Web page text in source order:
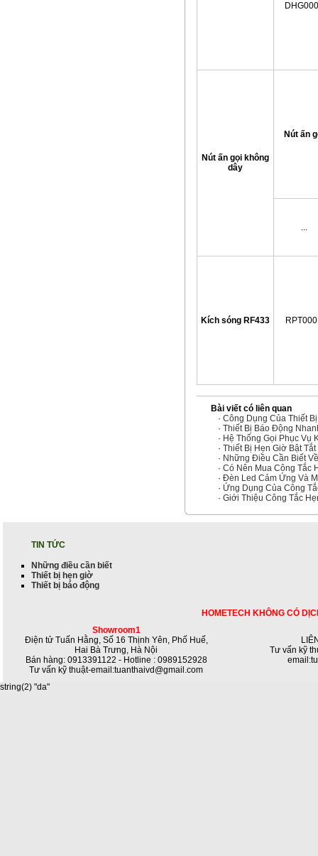
Nút ấn gọi không
dây
Nút ấn
...
Kích sóng RF433
Bài viết có liên quan
· Công Dụng Của Thiết
· Thiết Bị Báo Động
· Hệ Thống Gọi Phục Vụ
· Thiết Bị Hẹn Giờ Bật Tắt
· Những Điều Cần Biết
· Có Nên Mua Công Tắc
· Đèn Led Cảm Ứng Và
· Ứng Dụng Của Công
· Giới Thiệu Công Tắc
TIN TỨC
Những điều cần biết
Thiết bị hẹn giờ
Thiết bị báo động
HOMETECH KHÔNG CÓ
Showroom1
Điện tử Tuấn Hằng, Số 16 Thịnh Yên, Phố Huế,
Hai Bà Trưng, Hà Nội
Bán hàng: 0913391122 - Hotline : 0989152928
Tư vấn kỹ thuật-email:tuanthaivd@gmail.com
Tư vấn kỹ
string(2) "da"